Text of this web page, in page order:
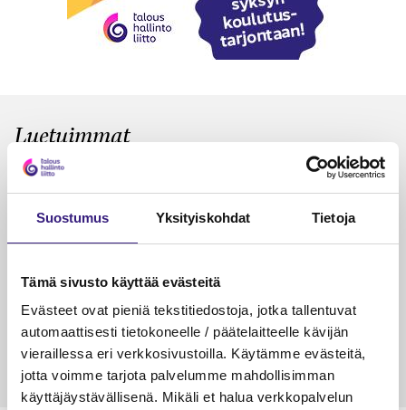
Suostumus Yksityiskohdat Tietoja
Tämä sivusto käyttää evästeitä
Evästeet ovat pieniä tekstitiedostoja, jotka tallentuvat
automaattisesti tietokoneelle / päätelaitteelle kävijän
vieraillessa eri verkkosivustoilla. Käytämme evästeitä,
jotta voimme tarjota palvelumme mahdollisimman
käyttäjäystävällisenä. Mikäli et halua verkkopalvelun
Luetuimmat
VEROTUS
Kulu­veloitukset arvon­lisä­
verotuksessa – omien kulujen
veloitus, kulujen edelleen­
15.5.2023 10 min